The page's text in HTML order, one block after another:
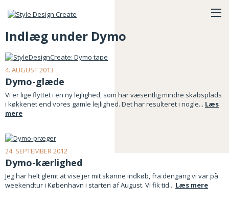
Indlæg under Dymo
4. AUGUST 2013
Dymo-glæde
Vi er lige flyttet i en ny lejlighed, som har væsentlig mindre skabsplads
i køkkenet end vores gamle lejlighed. Det har resulteret i nogle... Læs
mere
24. SEPTEMBER 2012
Dymo-kærlighed
Jeg har helt glemt at vise jer mit skønne indkøb, fra dengang vi var på
weekendtur i København i starten af August. Vi fik tid... Læs mere